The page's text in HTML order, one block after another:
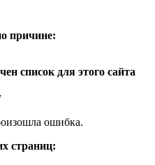
причине:
список для этого сайта
ошибка.
страниц: